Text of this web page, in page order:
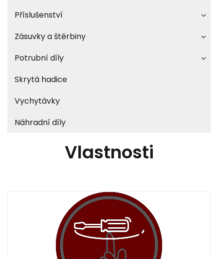
Příslušenství
Zásuvky a štěrbiny
Potrubní díly
Skrytá hadice
Vychytávky
Náhradní díly
Vlastnosti